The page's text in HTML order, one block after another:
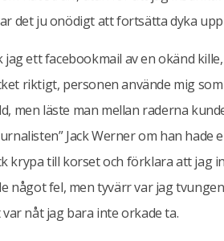
det ju onödigt att fortsätta dyka
jag ett facebookmail av en okänd
riktigt, personen använde mig
men läste man mellan raderna
Jack Werner om han hade
krypa till korset och förklara att jag
något fel, men tyvärr var jag
nåt jag bara inte orkade ta.